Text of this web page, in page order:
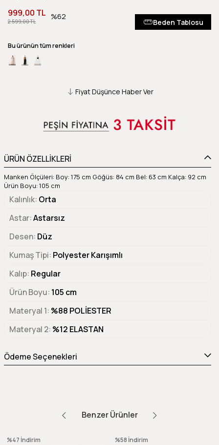
2.599,00 TL
999,00 TL 62
Beden Tablosu
Bu ürünün tüm renkleri
Fiyat Düşünce Haber Ver
ÜRÜN ÖZELLİKLERİ
Manken Ölçüleri: Boy: 175 cm Göğüs: 84 cm Bel: 63 cm Kalça: 92 cm
Ürün Boyu: 105 cm
Kalınlık Orta
Astar Astarsız
Desen Düz
Kumaş Tipi Polyester Karışımlı
Kalıp Regular
Ürün Boyu 105 cm
Materyal 1 %88 POLİESTER
Materyal 2 %12 ELASTAN
Ödeme Seçenekleri
Benzer Ürünler
%47 İndirim %58 İndirim